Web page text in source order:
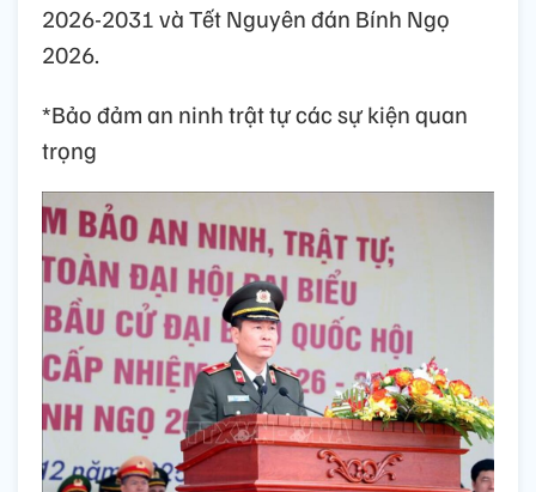
2026-2031 và Tết Nguyên đán Bính Ngọ
2026.
*Bảo đảm an ninh trật tự các sự kiện quan
trọng